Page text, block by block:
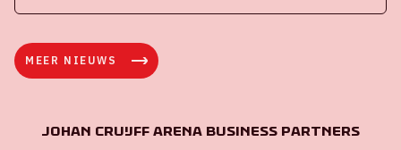
MEER NIEUWS
Johan Cruijff ArenA Business Partners